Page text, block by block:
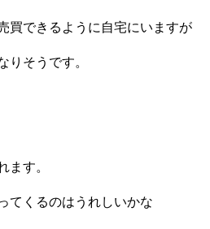
買できるように自宅にいますが
りそうです。
ます。
てくるのはうれしいかな